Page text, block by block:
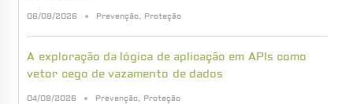
06/08/2026 Prevenção, Proteção
A exploração da lógica de aplicação em APIs como
vetor cego de vazamento de dados
04/08/2026 Prevenção, Proteção